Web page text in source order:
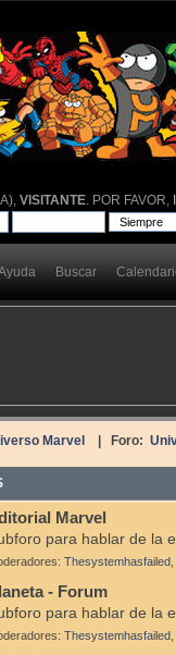
VISITANTE . POR FAVOR,
Buscar
Marvel | Foro:
Marvel
para hablar de la
Thesystemhasfailed,
- Forum
para hablar de la
Thesystemhasfailed,